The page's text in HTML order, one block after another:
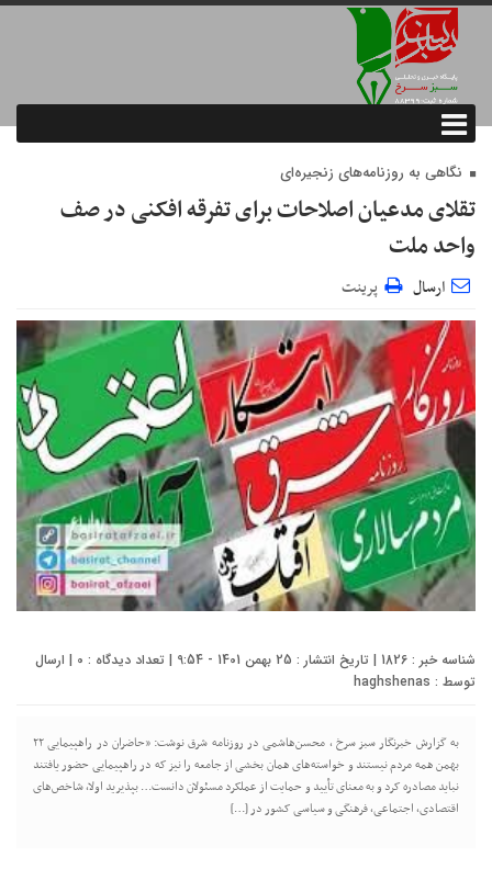
نگاهی به روزنامه‌های زنجیره‌ای
تقلای مدعیان اصلاحات برای تفرقه افکنی در صف
واحد ملت
ارسال پرینت
شناسه خبر : 1826 | تاریخ انتشار : 25 بهمن 1401 - 9:54 | تعداد دیدگاه : 0 | ارسال
توسط : haghshenas
به گزارش خبرنگار سبز سرخ ، محسن‌هاشمی در روزنامه شرق نوشت: «حاضران در راهپیمایی ۲۲
بهمن همه مردم نیستند و خواسته‌های همان بخشی از جامعه را نیز که در راهپیمایی حضور یافتند
نباید مصادره کرد و به معنای تأیید و حمایت از عملکرد مسئولان دانست… بپذیرید اولا، شاخص‌های
اقتصادی، اجتماعی، فرهنگی و سیاسی کشور در […]